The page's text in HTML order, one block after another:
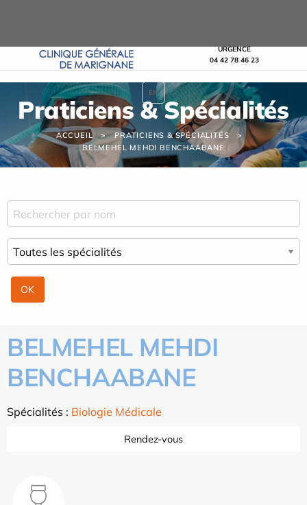
URGENCE
04 42 78 46 23
Praticiens & Spécialités
ACCUEIL
PRATICIENS & SPÉCIALITÉS
BELMEHEL MEHDI BENCHAABANE
BELMEHEL MEHDI
BENCHAABANE
Spécialités : Biologie Médicale
Rendez-vous
EN